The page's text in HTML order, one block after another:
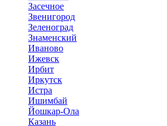
Засечное
Звенигород
Зеленоград
Знаменский
Иваново
Ижевск
Ирбит
Иркутск
Истра
Ишимбай
Йошкар-Ола
Казань